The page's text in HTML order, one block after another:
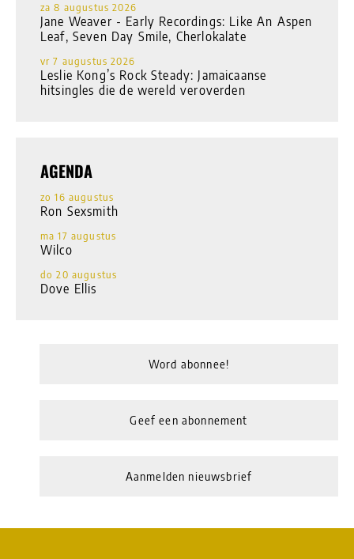
za 8 augustus 2026
Jane Weaver - Early Recordings: Like An Aspen
Leaf, Seven Day Smile, Cherlokalate
vr 7 augustus 2026
Leslie Kong’s Rock Steady: Jamaicaanse
hitsingles die de wereld veroverden
AGENDA
zo 16 augustus
Ron Sexsmith
ma 17 augustus
Wilco
do 20 augustus
Dove Ellis
Word abonnee!
Geef een abonnement
Aanmelden nieuwsbrief